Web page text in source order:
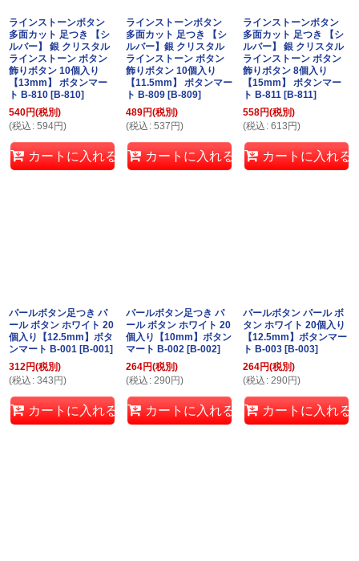
ラインストーンボタン
多面カット 足つき 【シ
ルバー】 銀 クリスタル
ラインストーン ボタン
飾りボタン 10個入り
【13mm】 ボタンマー
ト B-810 [B-810]
540円(税別)
(税込 : 594円)
カートに入れる
ラインストーンボタン
多面カット 足つき 【シ
ルバー】銀 クリスタル
ラインストーン ボタン
飾りボタン 10個入り
【11.5mm】 ボタンマー
ト B-809 [B-809]
489円(税別)
(税込 : 537 円)
カートに入れる
ラインストーンボタン
多面カット 足つき 【シ
ルバー】 銀 クリスタル
ラインストーン ボタン
飾りボタン 8個入り
【15mm】 ボタンマー
ト B-811 [B-811]
558円(税別)
(税込 : 613 円)
カートに入れる
パールボタン足つき パ
ール ボタン ホワイト 20
個入り【12.5mm】ボタ
ンマート B-001 [B-001]
312円(税別)
(税込 : 343 円)
カートに入れる
パールボタン足つき パ
ール ボタン ホワイト 20
個入り【10mm】ボタン
マート B-002 [B-002]
264円(税別)
(税込 : 290円)
カートに入れる
パールボタン パール ボ
タン ホワイト 20個入り
【12.5mm】ボタンマー
ト B-003 [B-003]
264円(税別)
(税込 : 290円)
カートに入れる